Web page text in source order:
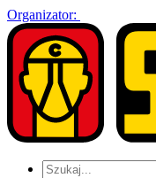
Organizator: